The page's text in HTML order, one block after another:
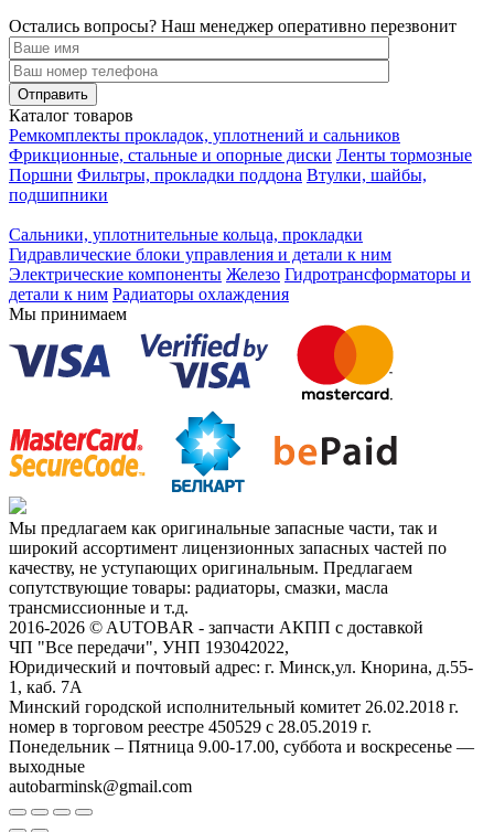
Остались вопросы? Наш менеджер оперативно перезвонит
Каталог товаров
Ремкомплекты прокладок, уплотнений и сальников
Фрикционные, стальные и опорные диски Ленты тормозные
Поршни Фильтры, прокладки поддона Втулки, шайбы,
подшипники
Сальники, уплотнительные кольца, прокладки
Гидравлические блоки управления и детали к ним
Электрические компоненты Железо Гидротрансформаторы и
детали к ним Радиаторы охлаждения
Мы принимаем
Мы предлагаем как оригинальные запасные части, так и
широкий ассортимент лицензионных запасных частей по
качеству, не уступающих оригинальным. Предлагаем
сопутствующие товары: радиаторы, смазки, масла
трансмиссионные и т.д.
2016-2026 © AUTOBAR - запчасти АКПП с доставкой
ЧП "Все передачи", УНП 193042022,
Юридический и почтовый адрес: г. Минск,ул. Кнорина, д.55-
1, каб. 7А
Минский городской исполнительный комитет 26.02.2018 г.
номер в торговом реестре 450529 с 28.05.2019 г.
Понедельник – Пятница 9.00-17.00, суббота и воскресенье —
выходные
autobarminsk@gmail.com